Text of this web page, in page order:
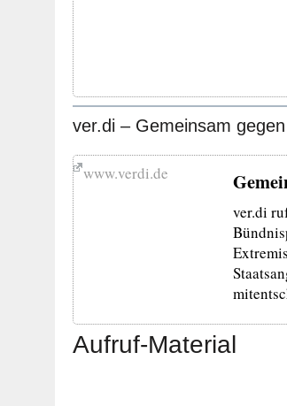
ver.di – Gemeinsam
www.verdi.de
ver.di
Aufruf-Material